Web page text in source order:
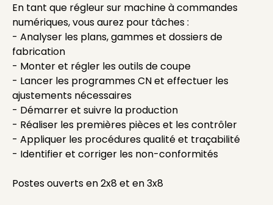
En tant que régleur sur machine à commandes
numériques, vous aurez pour tâches :
- Analyser les plans, gammes et dossiers de
fabrication
- Monter et régler les outils de coupe
- Lancer les programmes CN et effectuer les
ajustements nécessaires
- Démarrer et suivre la production
- Réaliser les premières pièces et les contrôler
- Appliquer les procédures qualité et traçabilité
- Identifier et corriger les non-conformités
Postes ouverts en 2x8 et en 3x8